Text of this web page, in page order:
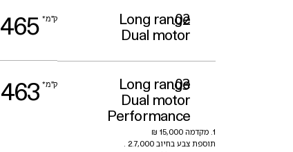
Long range
Dual motor
Long range
Dual motor
Performance
465 *ק"מ
463 *ק"מ
1. מקדמה 15,000
₪
תוספת צבע בחיוב
2.7,000